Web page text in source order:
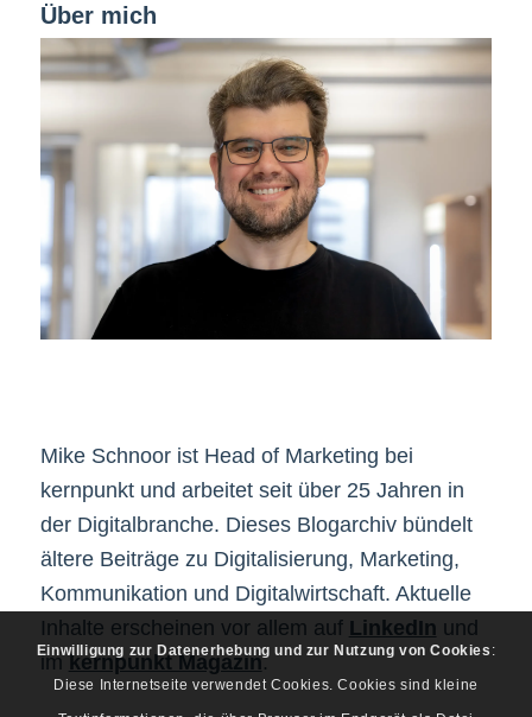
Über mich
Mike Schnoor ist Head of Marketing bei
kernpunkt und arbeitet seit über 25 Jahren in
der Digitalbranche. Dieses Blogarchiv bündelt
ältere Beiträge zu Digitalisierung, Marketing,
Kommunikation und Digitalwirtschaft. Aktuelle
Inhalte erscheinen vor allem auf LinkedIn und
imkernpunkt Magazin.
Einwilligung zur Datenerhebung und zur Nutzung von Cookies :
Diese Internetseite verwendet Cookies. Cookies sind kleine